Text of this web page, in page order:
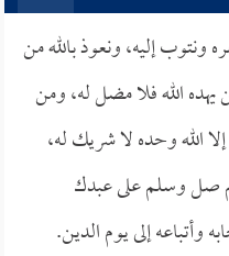
ونتوب إليه، ونعوذ بالله من
الله فلا مضل له، ومن
الله وحده لا شريك له،
صل وسلم على عبدك
وأتباعه إلى يوم الدين.